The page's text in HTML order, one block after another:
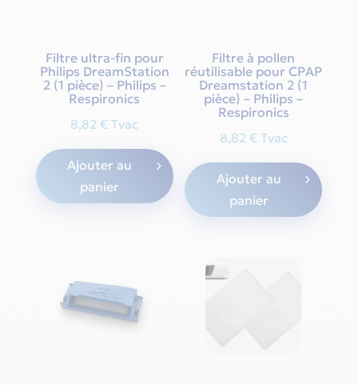
Filtre ultra-fin pour
Philips DreamStation
2 (1 pièce) – Philips –
Respironics
8,82€ Tvac
Ajouter au
panier
Filtre à pollen
réutilisable pour CPAP
Dreamstation 2 (1
pièce) – Philips –
Respironics
8,82 € Tvac
Ajouter au
panier